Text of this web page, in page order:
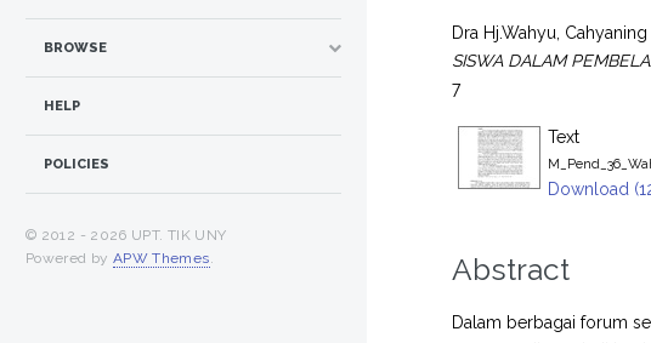
Dra Hj.Wahyu,
SISWA DALAM
7
Text
Download
Abstract
Dalam berbagai forum
BROWSE
HELP
POLICIES
© 2012 - 2026 UPT. TIK UNY
Powered by APW Themes